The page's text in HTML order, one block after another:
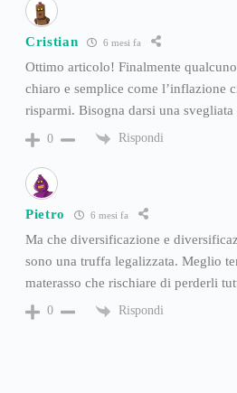
Cristian 6 mesi fa
Ottimo articolo! Finalmente
chiaro e semplice come l’inflazione
risparmi. Bisogna darsi una
0 Rispondi
Pietro 6 mesi fa
Ma che diversificazione e
sono una truffa legalizzata. Meglio
materasso che rischiare di perderli
0 Rispondi